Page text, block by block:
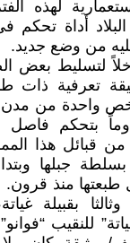
لهذه
أداة تحكم
من وضع جديد.
لتسليط بعض
تعرفية ذات
واحدة من مدن
بتحكم فاصل
من قبائل هذا
جبلها
منذ قرون.
وثالثا بقبيلة
للنقيب